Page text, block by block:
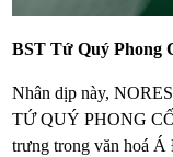
BST Tứ Quý Phong
Nhân dịp này,
TỨ QUÝ PHONG
trưng trong văn hoá